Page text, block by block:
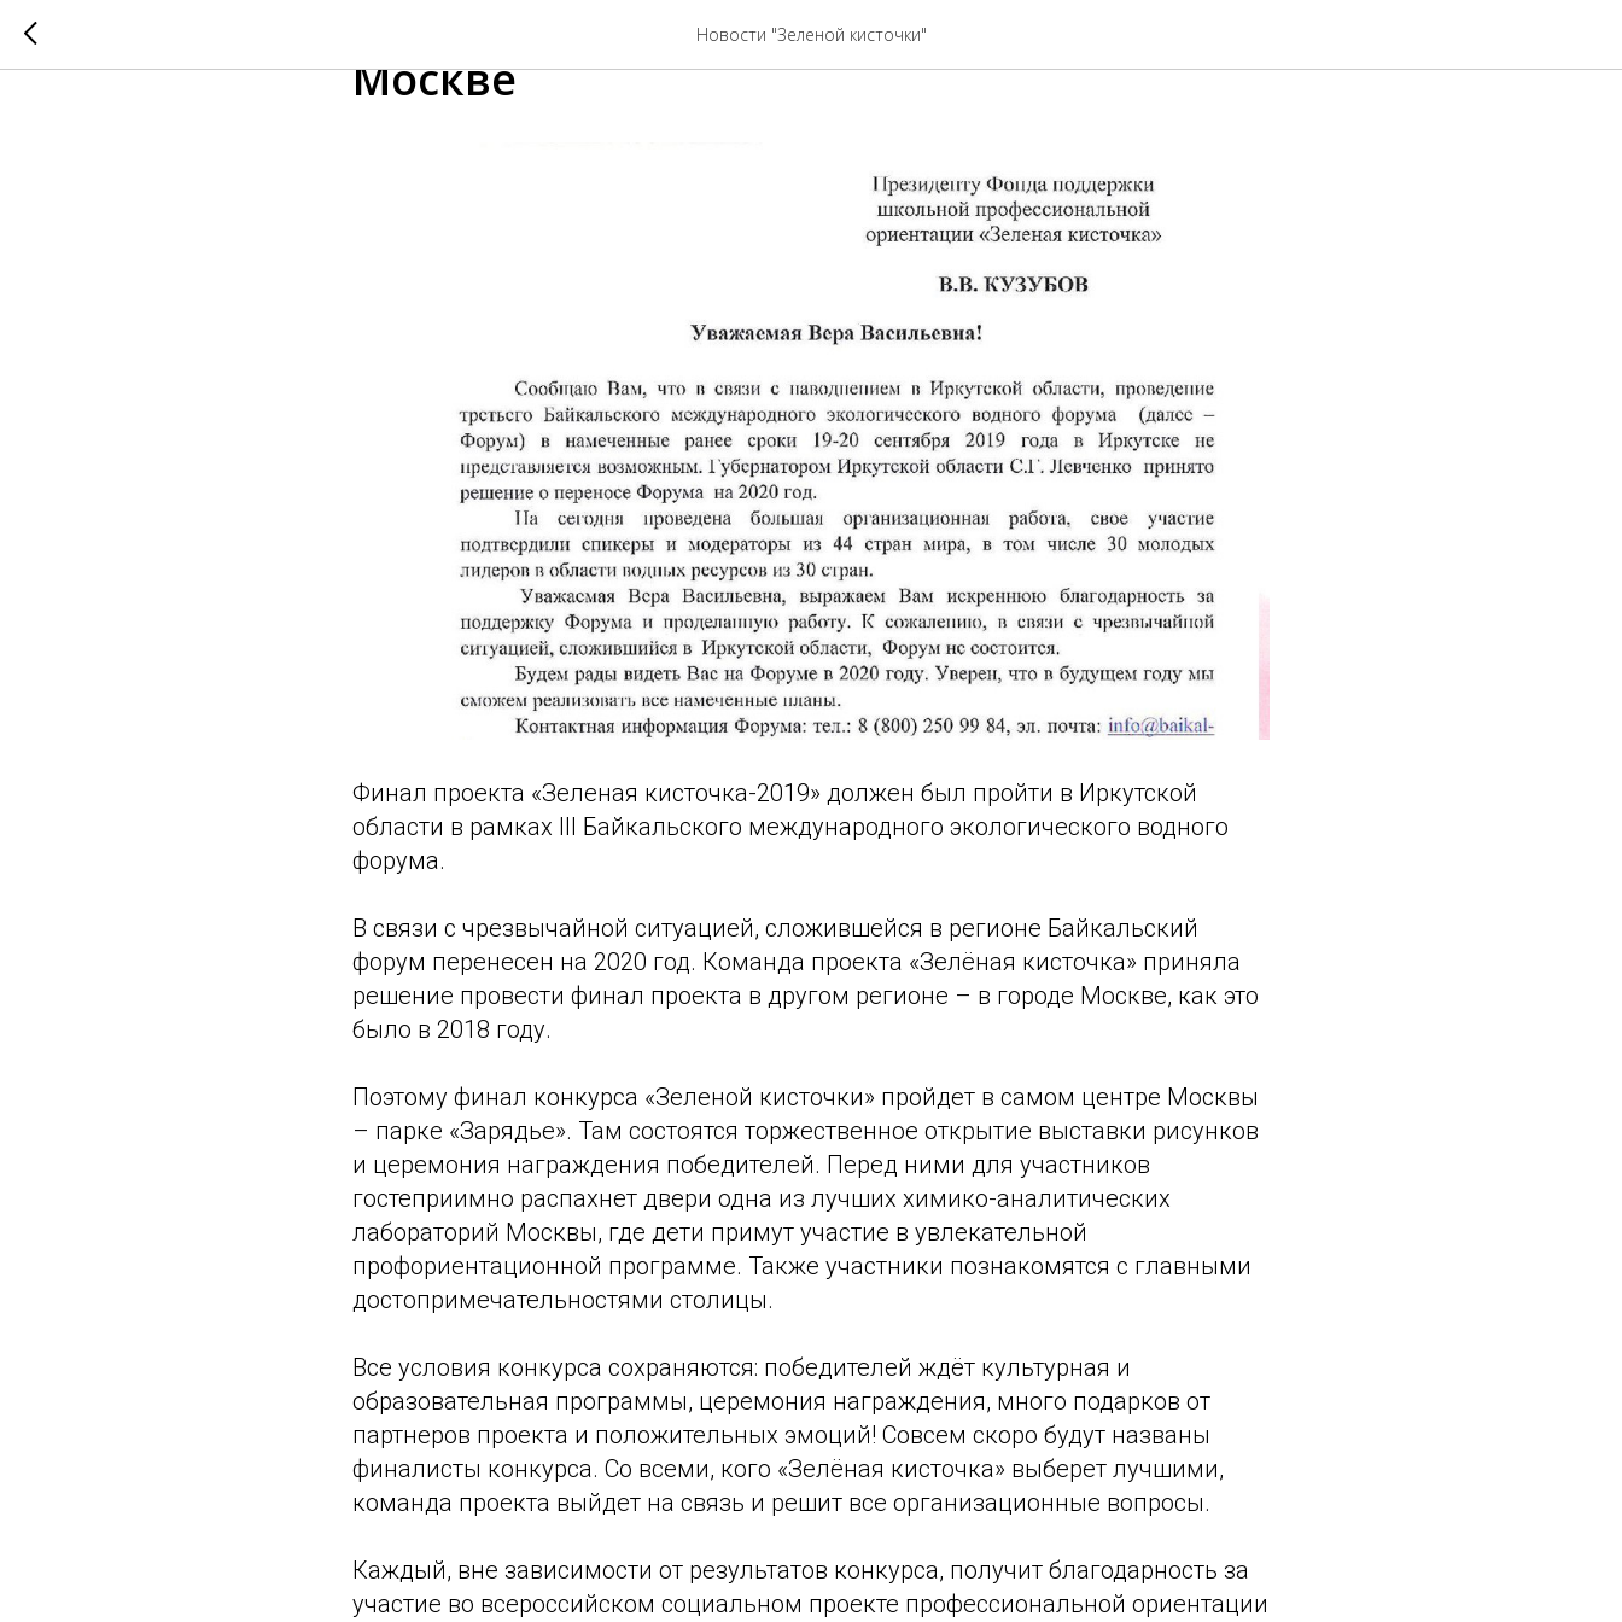
Новости "Зеленой кисточки"
Финал "Зелёной кисточки" пройдет в
Москве
Финал проекта «Зеленая кисточка-2019» должен был пройти в Иркутской
области в рамках III Байкальского международного экологического водного
форума.
В связи с чрезвычайной ситуацией, сложившейся в регионе Байкальский
форум перенесен на 2020 год. Команда проекта «Зелёная кисточка» приняла
решение провести финал проекта в другом регионе – в городе Москве, как это
было в 2018 году.
Поэтому финал конкурса «Зеленой кисточки» пройдет в самом центре Москвы
– парке «Зарядье». Там состоятся торжественное открытие выставки рисунков
и церемония награждения победителей. Перед ними для участников
гостеприимно распахнет двери одна из лучших химико-аналитических
лабораторий Москвы, где дети примут участие в увлекательной
профориентационной программе. Также участники познакомятся с главными
достопримечательностями столицы.
Все условия конкурса сохраняются: победителей ждёт культурная и
образовательная программы, церемония награждения, много подарков от
партнеров проекта и положительных эмоций! Совсем скоро будут названы
финалисты конкурса. Со всеми, кого «Зелёная кисточка» выберет лучшими,
команда проекта выйдет на связь и решит все организационные вопросы.
Каждый, вне зависимости от результатов конкурса, получит благодарность за
участие во всероссийском социальном проекте профессиональной ориентации